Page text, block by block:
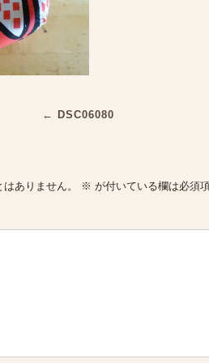
← DSC06080
ありません。 ※ が付いている欄は必須